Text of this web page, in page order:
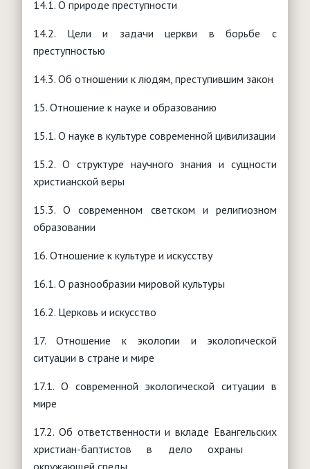
14.1. О природе преступности
14.2. Цели и задачи церкви в борьбе с
преступностью
14.3. Об отношении к людям, преступившим закон
15. Отношение к науке и образованию
15.1. О науке в культуре современной цивилизации
15.2. О структуре научного знания и сущности
христианской веры
15.3. О современном светском и религиозном
образовании
16. Отношение к культуре и искусству
16.1. О разнообразии мировой культуры
16.2. Церковь и искусство
17. Отношение к экологии и экологической
ситуации в стране и мире
17.1. О современной экологической ситуации в
мире
17.2. Об ответственности и вкладе Евангельских
христиан-баптистов в дело охраны
окружающей среды